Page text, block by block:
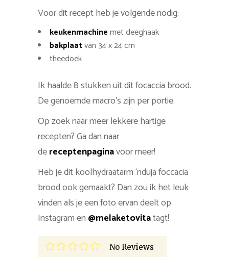
Voor dit recept heb je volgende nodig:
keukenmachinemet deeghaak
bakplaatvan 34 x 24 cm
theedoek
Ik haalde 8 stukken uit dit focaccia brood.
De genoemde macro’s zijn per portie.
Op zoek naar meer lekkere hartige
recepten? Ga dan naar
dereceptenpaginavoor meer!
Heb je dit koolhydraatarm ‘nduja foccacia
brood ook gemaakt? Dan zou ik het leuk
vinden als je een foto ervan deelt op
Instagram en @melaketovitatagt!
No Reviews